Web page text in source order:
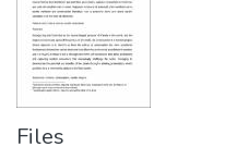
Files